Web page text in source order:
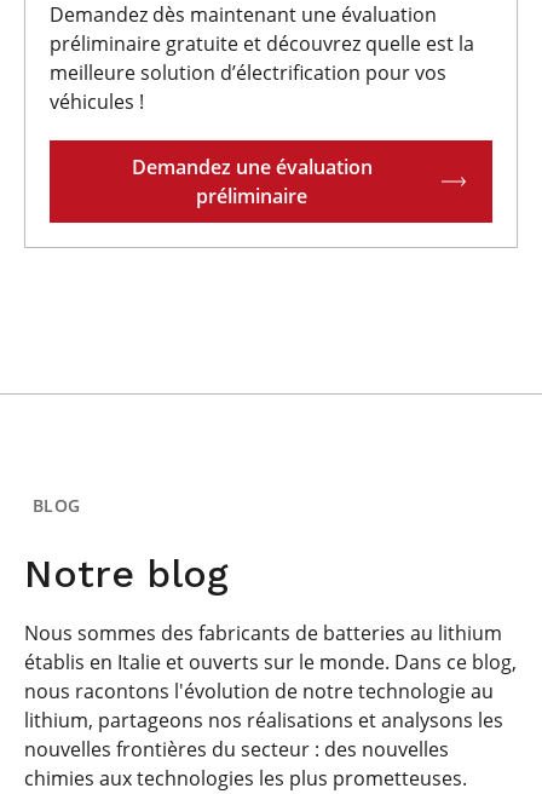
Demandez dès maintenant une évaluation
préliminaire gratuite et découvrez quelle est la
meilleure solution d’électrification pour vos
véhicules !
Demandez une évaluation
préliminaire
BLOG
Notre blog
Nous sommes des fabricants de batteries au lithium
établis en Italie et ouverts sur le monde. Dans ce blog,
nous racontons l'évolution de notre technologie au
lithium, partageons nos réalisations et analysons les
nouvelles frontières du secteur : des nouvelles
chimies aux technologies les plus prometteuses.